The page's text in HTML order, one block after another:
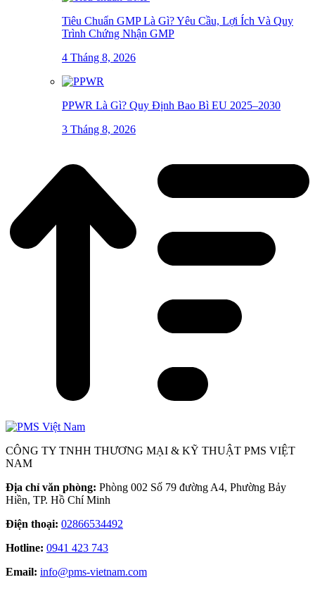
Tiêu Chuẩn GMP Là Gì? Yêu Cầu, Lợi Ích Và Quy
Trình Chứng Nhận GMP
4 Tháng 8, 2026
PPWR Là Gì? Quy Định Bao Bì EU 2025–2030
3 Tháng 8, 2026
CÔNG TY TNHH THƯƠNG MẠI & KỸ THUẬT PMS VIỆT
NAM
Địa chỉ văn phòng: Phòng 002 Số 79 đường A4, Phường Bảy
Hiền, TP. Hồ Chí Minh
Điện thoại: 02866534492
Hotline: 0941 423 743
Email: info@pms-vietnam.com